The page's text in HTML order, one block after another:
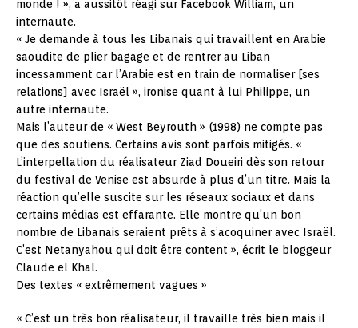
monde ! », a aussitôt réagi sur Facebook William, un
internaute.
« Je demande à tous les Libanais qui travaillent en Arabie
saoudite de plier bagage et de rentrer au Liban
incessamment car l’Arabie est en train de normaliser [ses
relations] avec Israël », ironise quant à lui Philippe, un
autre internaute.
Mais l’auteur de « West Beyrouth » (1998) ne compte pas
que des soutiens. Certains avis sont parfois mitigés. «
L’interpellation du réalisateur Ziad Doueiri dès son retour
du festival de Venise est absurde à plus d’un titre. Mais la
réaction qu’elle suscite sur les réseaux sociaux et dans
certains médias est effarante. Elle montre qu’un bon
nombre de Libanais seraient prêts à s’acoquiner avec Israël.
C’est Netanyahou qui doit être content », écrit le bloggeur
Claude el Khal.
Des textes « extrêmement vagues »
« C’est un très bon réalisateur, il travaille très bien mais il